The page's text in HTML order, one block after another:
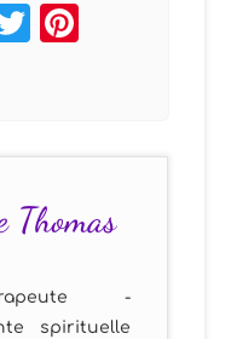
Twitter
Thomas
-
spirituelle